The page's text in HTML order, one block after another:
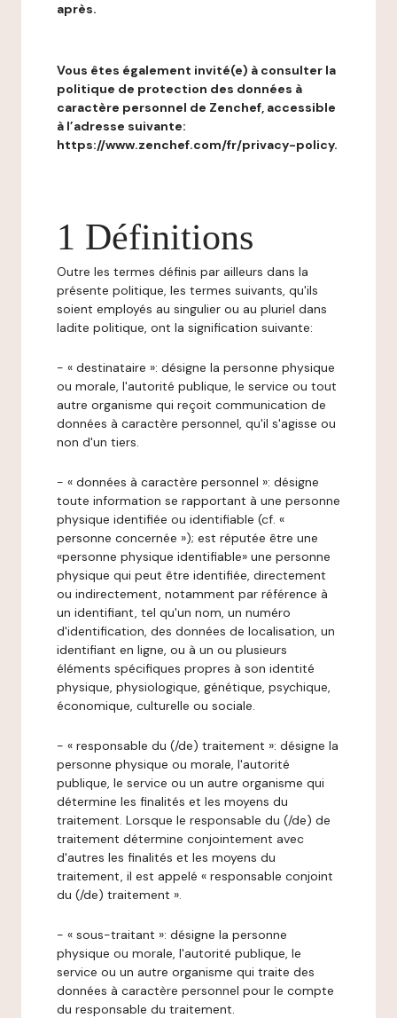
après.
Vous êtes également invité(e) à consulter la
politique de protection des données à
caractère personnel de Zenchef, accessible
à l’adresse suivante:
https://www.zenchef.com/fr/privacy-policy.
1 Définitions
Outre les termes définis par ailleurs dans la
présente politique, les termes suivants, qu'ils
soient employés au singulier ou au pluriel dans
ladite politique, ont la signification suivante:
- « destinataire »: désigne la personne physique
ou morale, l'autorité publique, le service ou tout
autre organisme qui reçoit communication de
données à caractère personnel, qu'il s'agisse ou
non d'un tiers.
- « données à caractère personnel »: désigne
toute information se rapportant à une personne
physique identifiée ou identifiable (cf. «
personne concernée »); est réputée être une
«personne physique identifiable» une personne
physique qui peut être identifiée, directement
ou indirectement, notamment par référence à
un identifiant, tel qu'un nom, un numéro
d'identification, des données de localisation, un
identifiant en ligne, ou à un ou plusieurs
éléments spécifiques propres à son identité
physique, physiologique, génétique, psychique,
économique, culturelle ou sociale.
- « responsable du (/de) traitement »: désigne la
personne physique ou morale, l'autorité
publique, le service ou un autre organisme qui
détermine les finalités et les moyens du
traitement. Lorsque le responsable du (/de) de
traitement détermine conjointement avec
d'autres les finalités et les moyens du
traitement, il est appelé « responsable conjoint
du (/de) traitement ».
- « sous-traitant »: désigne la personne
physique ou morale, l'autorité publique, le
service ou un autre organisme qui traite des
données à caractère personnel pour le compte
du responsable du traitement.